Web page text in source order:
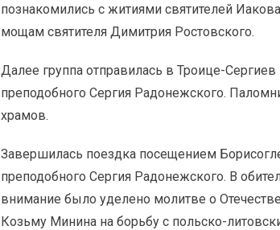
познакомились с житиями святителей
мощам святителя Димитрия Ростовского.
Далее группа отправилась в Троице-
преподобного Сергия Радонежского.
храмов.
Завершилась поездка посещением
преподобного Сергия Радонежского. В
внимание было уделено молитве о
Козьму Минина на борьбу с польско-